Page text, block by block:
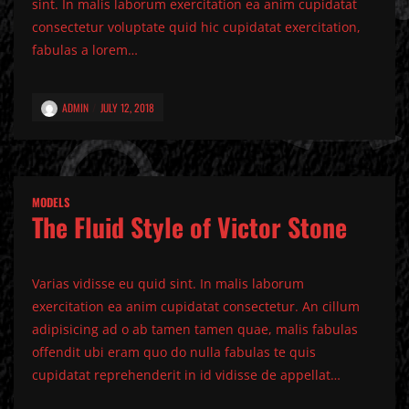
sint. In malis laborum exercitation ea anim cupidatat
consectetur voluptate quid hic cupidatat exercitation,
fabulas a lorem…
ADMIN JULY 12, 2018
MODELS
The Fluid Style of Victor Stone
Varias vidisse eu quid sint. In malis laborum
exercitation ea anim cupidatat consectetur. An cillum
adipisicing ad o ab tamen tamen quae, malis fabulas
offendit ubi eram quo do nulla fabulas te quis
cupidatat reprehenderit in id vidisse de appellat…